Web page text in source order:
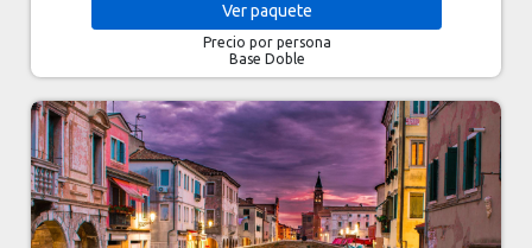
Verpaquete
Precio por persona
Base Doble